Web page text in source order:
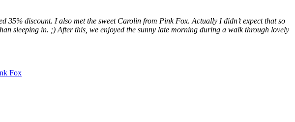
discount. I also met the sweet Carolin from Pink Fox. Actually I didn’t expect that so
sleeping in. ;) After this, we enjoyed the sunny late morning during a walk through lovely
Fox